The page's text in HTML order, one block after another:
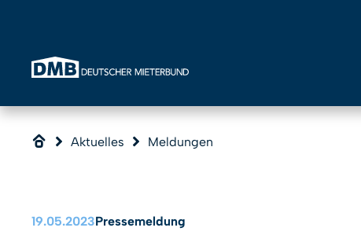
Aktuelles Meldungen
19.05.2023Pressemeldung